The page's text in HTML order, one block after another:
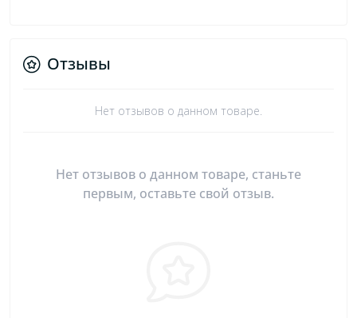
Отзывы
Нет отзывов о данном товаре.
Нет отзывов о данном товаре, станьте
первым, оставьте свой отзыв.